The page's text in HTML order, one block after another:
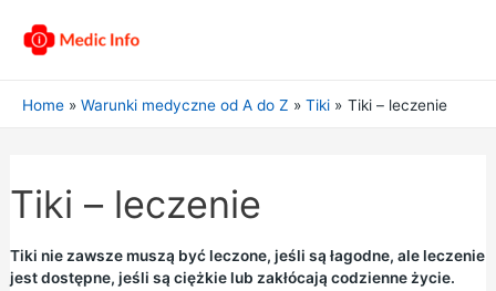
Home Warunki medyczne od A do Z Tiki Tiki – leczenie
Tiki – leczenie
Tiki nie zawsze muszą być leczone, jeśli są łagodne, ale leczenie
jest dostępne, jeśli są ciężkie lub zakłócają codzienne życie.